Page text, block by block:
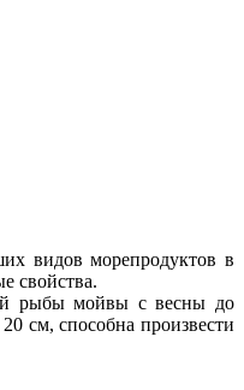
видов морепродуктов в
свойства.
рыбы мойвы с весны до
см, способна произвести